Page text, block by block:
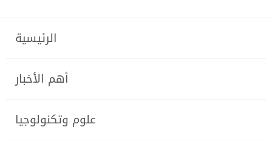
الرئيسية
أهم الأخبار
علوم وتكنولوجيا